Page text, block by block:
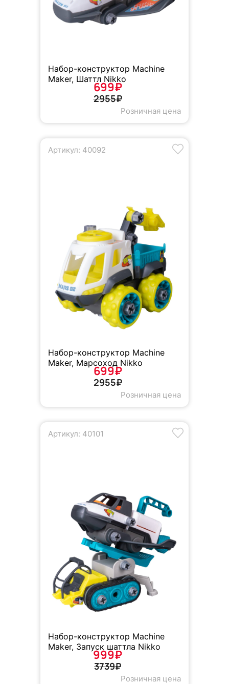
Набор-конструктор Machine
Maker, Шаттл Nikko
699₽
2955₽
Розничная цена
Артикул: 40092
Набор-конструктор Machine
Maker, Марсоход Nikko
699₽
2955₽
Розничная цена
Артикул: 40101
Набор-конструктор Machine
Maker, Запуск шаттла Nikko
999₽
3739₽
Розничная цена